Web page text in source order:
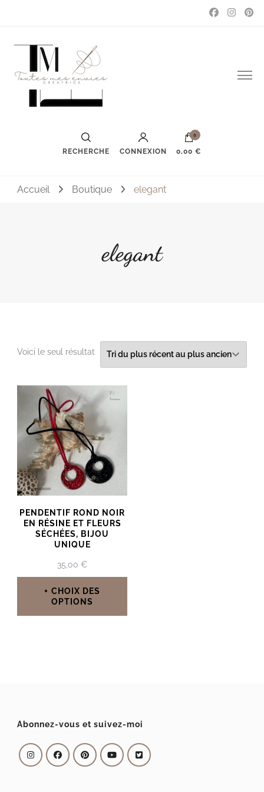
Toutes mes envies
Couture, accessoires, mode, bijoux …
RECHERCHE CONNEXION
0
0,00 €
Accueil Boutique elegant
elegant
Voici le seul résultat
PENDENTIF ROND NOIR
EN RÉSINE ET FLEURS
SÉCHÉES, BIJOU
UNIQUE
35,00€
CHOIX DES
OPTIONS
Les
options
peuvent
Abonnez-vous et suivez-moi